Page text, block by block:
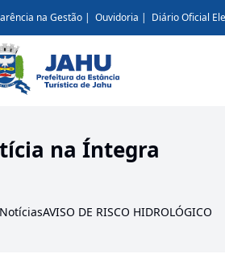
na Gestão Ouvidoria Diário Oficial
na Íntegra
NotíciasAVISO DE RISCO HIDROLÓGICO